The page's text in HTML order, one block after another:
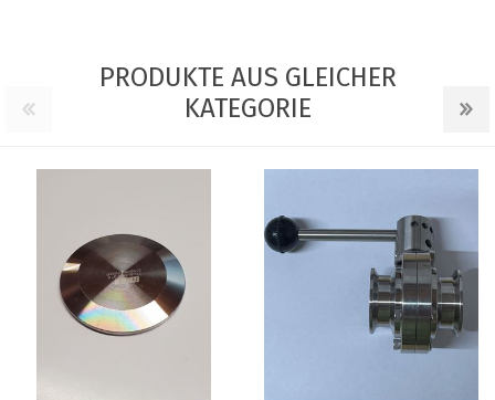
PRODUKTE AUS GLEICHER
KATEGORIE